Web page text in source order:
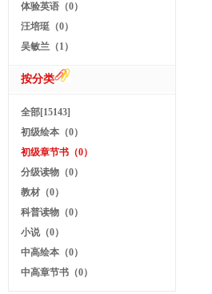
体验英语（0）
汪培珽（0）
吴敏兰（1）
按分类
全部[15143]
初级绘本（0）
初级章节书（0）
分级读物（0）
教材（0）
科普读物（0）
小说（0）
中高绘本（0）
中高章节书（0）